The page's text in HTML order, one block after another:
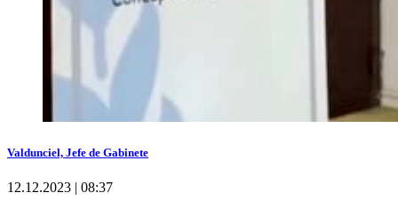
Valdunciel, Jefe de Gabinete
12.12.2023 | 08:37